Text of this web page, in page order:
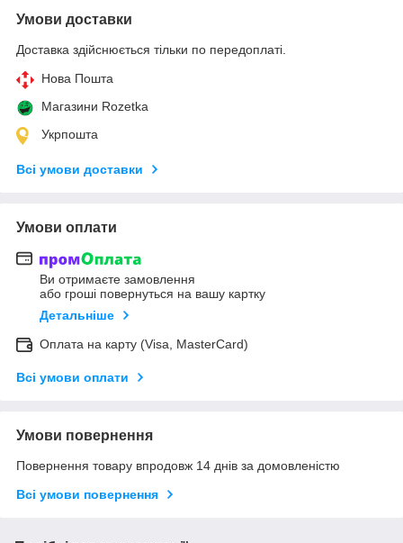
Умови доставки
Доставка здійснюється тільки по передоплаті.
Нова Пошта
Магазини Rozetka
Укрпошта
Всі умови доставки
Умови оплати
Ви отримаєте замовлення
або гроші повернуться на вашу картку
Детальніше
Оплата на карту (Visa, MasterCard)
Всі умови оплати
Умови повернення
Повернення товару впродовж 14 днів за домовленістю
Всі умови повернення